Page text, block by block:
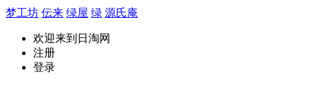
梦工坊 伝来 绿屋 绿 源氏庵
欢迎来到日淘网
注册
登录